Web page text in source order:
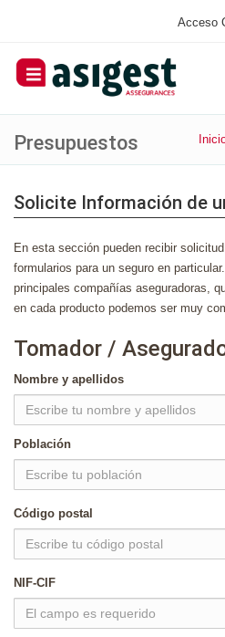
Acceso
Presupuestos
Solicite Información de
En esta sección pueden recibir
formularios para un seguro en
principales compañías aseguradoras,
en cada producto podemos ser muy
Tomador /
Nombre y apellidos
Población
Código postal
NIF-CIF